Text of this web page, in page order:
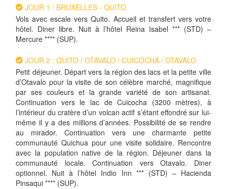
JOUR 1 : BRUXELLES - QUITO
Vols avec escale vers Quito. Accueil et transfert vers votre
hôtel. Diner libre. Nuit à l’hôtel Reina Isabel *** (STD) –
Mercure **** (SUP).
JOUR 2 : QUITO / OTAVALO / CUICOCHA / OTAVALO
Petit déjeuner. Départ vers la région des lacs et la petite ville
d’Otavalo pour la visite de son célèbre marché, magnifique
par ses couleurs et la grande variété de son artisanat.
Continuation vers le lac de Cuicocha (3200 mètres), à
l’intérieur du cratère d’un volcan actif s’étant effondré sur lui-
même il y a des millions d’années. Possibilité de se rendre
au mirador. Continuation vers une charmante petite
communauté Quichua pour une visite solidaire. Rencontre
avec la population native de la région. Déjeuner dans la
communauté locale. Continuation vers Otavalo. Diner
optionnel. Nuit à l’hôtel Indio Inn *** (STD) – Hacienda
Pinsaqui **** (SUP).